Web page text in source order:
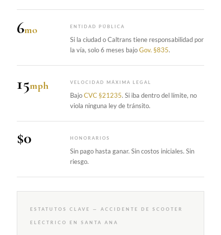
6mo ENTIDAD PÚBLICA
Si la ciudad o Caltrans tiene responsabilidad por
la vía, solo 6 meses bajoGov. §835.
15mph VELOCIDAD MÁXIMA LEGAL
BajoCVC §21235. Si iba dentro del límite, no
viola ninguna ley de tránsito.
$0 HONORARIOS
Sin pago hasta ganar. Sin costos iniciales. Sin
riesgo.
ESTATUTOS CLAVE — ACCIDENTE DE SCOOTER
ELÉCTRICO EN SANTA ANA